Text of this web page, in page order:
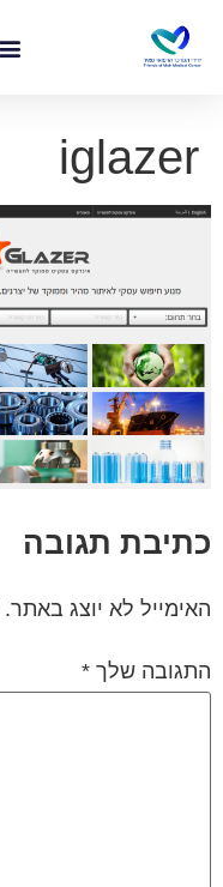
iglazer
כתיבת תגובה
האימייל לא יוצג באתר.
התגובה שלך *